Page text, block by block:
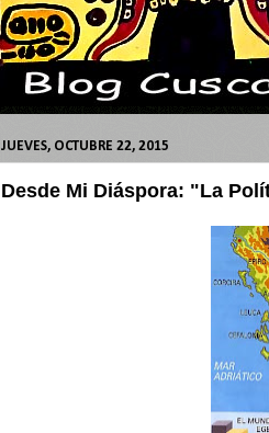
JUEVES, OCTUBRE 22, 2015
Desde Mi Diáspora: "La